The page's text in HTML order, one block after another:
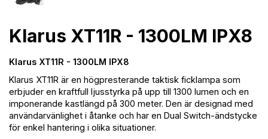
Klarus XT11R - 1300LM IPX8
Klarus XT11R - 1300LM IPX8
Klarus XT11R är en högpresterande taktisk ficklampa som
erbjuder en kraftfull ljusstyrka på upp till 1300 lumen och en
imponerande kastlängd på 300 meter. Den är designad med
användarvänlighet i åtanke och har en Dual Switch-ändstycke
för enkel hantering i olika situationer.